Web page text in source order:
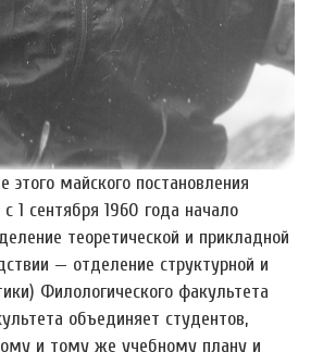
этого майского постановления
1 сентября 1960 года начало
теоретической и прикладной
— отделение структурной и
Филологического факультета
объединяет студентов,
и тому же учебному плану и